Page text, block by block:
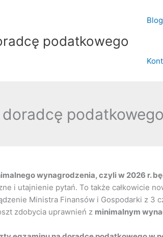
podatkowego
Blog
wynagrodzenia, czyli w 2026 r.
i utajnienie pytań. To także całkowicie
Ministra Finansów i Gospodarki z 3
zdobycia uprawnień z minimalnym